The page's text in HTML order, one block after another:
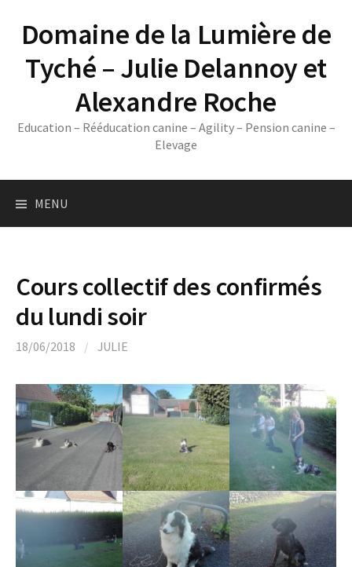
contentDomaine de la Lumière de
Tyché – Julie Delannoy et
Alexandre Roche
Education – Rééducation canine – Agility – Pension canine –
Elevage
MENU
Cours collectif des confirmés
du lundi soir
18/06/2018 / JULIE